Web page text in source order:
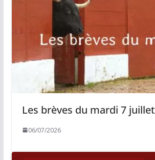
Les brèves du mardi 7 juillet
06/07/2026